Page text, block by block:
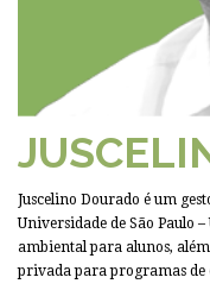
Juscelino Dourado é um
Universidade de São Paulo –
ambiental para alunos,
privada para programas de